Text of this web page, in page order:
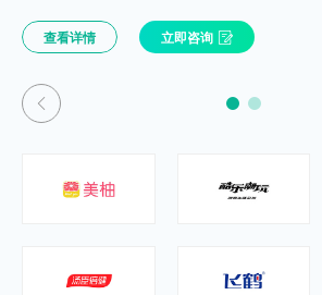
查看详情 立即咨询
查看详情 立即咨询
查看详情 立即咨询
查看详情 立即咨询